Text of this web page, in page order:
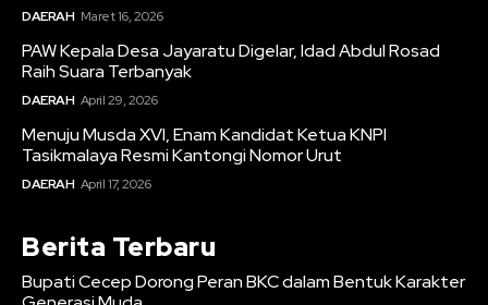
DAERAH Maret 16, 2026
PAW Kepala Desa Jayaratu Digelar, Idad Abdul Rosad
Raih Suara Terbanyak
DAERAH April 29, 2026
Menuju Musda XVI, Enam Kandidat Ketua KNPI
Tasikmalaya Resmi Kantongi Nomor Urut
DAERAH April 17, 2026
Berita Terbaru
Bupati Cecep Dorong Peran BKC dalam Bentuk Karakter